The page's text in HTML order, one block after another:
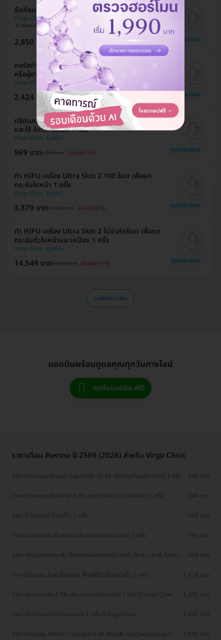
มี HDreview
ฉีดก้อนคีลอยด์ขนาดใหญ่กว่า 1.5 ซม. 1 ครั้ง
Virgo Clinic
2,850 บาท 3,000 บาท ดูรายละเอียด
คอร์สกำจัดขนหนวด ด้วย IPL 3 ครั้ง สำหรับผู้หญิง
หรือผู้ชาย
Virgo Clinic
2,424 บาท10,500 บาท ประหยัด 77% ดูรายละเอียด
ทรีตเมนต์รักษาสิว ด้วยการผลัดเซลล์ผิว กดสิว ฉีดสิว
และใช้ Acne Mask 1 ครั้ง
Virgo Clinic
969 บาท3,500 บาท ประหยัด 72% ดูรายละเอียด
ทำ HIFU เครื่อง Ultra Skin 2 100 ช็อต เพื่อยก
กระชับใบหน้า 1 ครั้ง
Virgo Clinic
3,879 บาท10,000 บาท ประหยัด 61% ดูรายละเอียด
ทำ HIFU เครื่อง Ultra Skin 2 ไม่จำกัดช็อต เพื่อยก
กระชับทั่วใบหน้าและเหนียง 1 ครั้ง
Virgo Clinic
14,549 บาท50,000 บาท ประหยัด 71% ดูรายละเอียด
ดูแพ็กเกจเพิ่ม
แอดมินพร้อมดูแลคุณทุกวันทางไลน์
คุยกับแอดมิน ฟรี!
ราคาเดือน สิงหาคม ปี 2569 (2026) สำหรับ Virgo Clinic
ราคา โปรแกรมเมโสแฟต Lipobella 10 ซีซี บริเวณแก้มหรือเหนียง 1 ครั้ง 949 บาท
ราคา โปรแกรมเมโสหน้าใส 3 ซีซี ลดจุดด่างดำ บริเวณใบหน้า 1 ครั้ง 949 บาท
ราคา กำจัดหนวด ด้วย IPL 1 ครั้ง 969 บาท
ราคา เลเซอร์ ipl ปรับหน้าขาวใส ลดรอยแดง รอยสิว 1 ครั้ง 969 บาท
ราคา ทรีตเมนต์รักษาสิว ด้วยการผลัดเซลล์ผิว กดสิว ฉีดสิว และใช้ Acne
969 บาท
ราคา โปรแกรม Eye Booster ฟื้นฟูใต้ตาให้ดูสว่างขึ้น 1 ครั้ง 1,424 บาท
ราคา ฉีดเมโสแฟต 5 ซีซี บริเวณแก้มหรือเหนียง 1 ครั้ง ที่ Virgo Clinic 1,425 บาท
ราคา ฉีดเมโสลดไขมันกรอบหน้า 1 ครั้ง ที่ Virgo Clinic 1,425 บาท
ราคา โปรแกรม MADE Collagen 4 ซีซี รักษาสิว กระตุ้นคอลลาเจน 16
1,899 บาท